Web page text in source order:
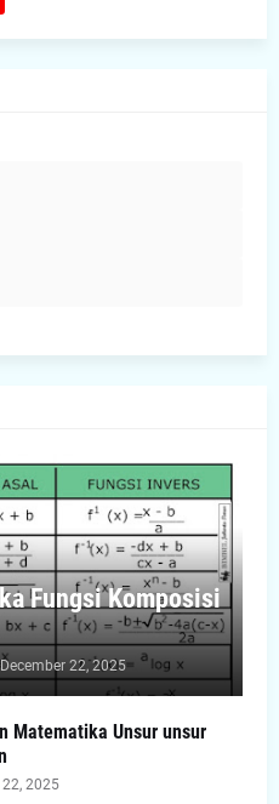
Fungsi Komposisi
December 22, 2025
Matematika Unsur unsur
22, 2025